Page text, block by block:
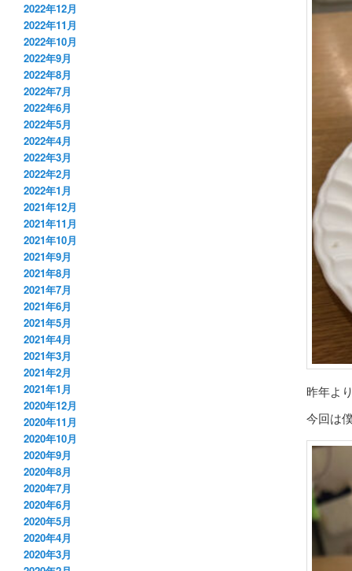
昨年よ
今回は
2022年12月
2022年11月
2022年10月
2022年9月
2022年8月
2022年7月
2022年6月
2022年5月
2022年4月
2022年3月
2022年2月
2022年1月
2021年12月
2021年11月
2021年10月
2021年9月
2021年8月
2021年7月
2021年6月
2021年5月
2021年4月
2021年3月
2021年2月
2021年1月
2020年12月
2020年11月
2020年10月
2020年9月
2020年8月
2020年7月
2020年6月
2020年5月
2020年4月
2020年3月